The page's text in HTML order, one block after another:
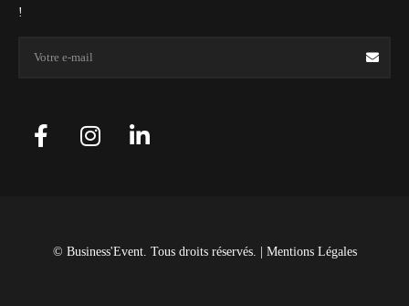
!
© Business'Event. Tous droits réservés. | Mentions Légales